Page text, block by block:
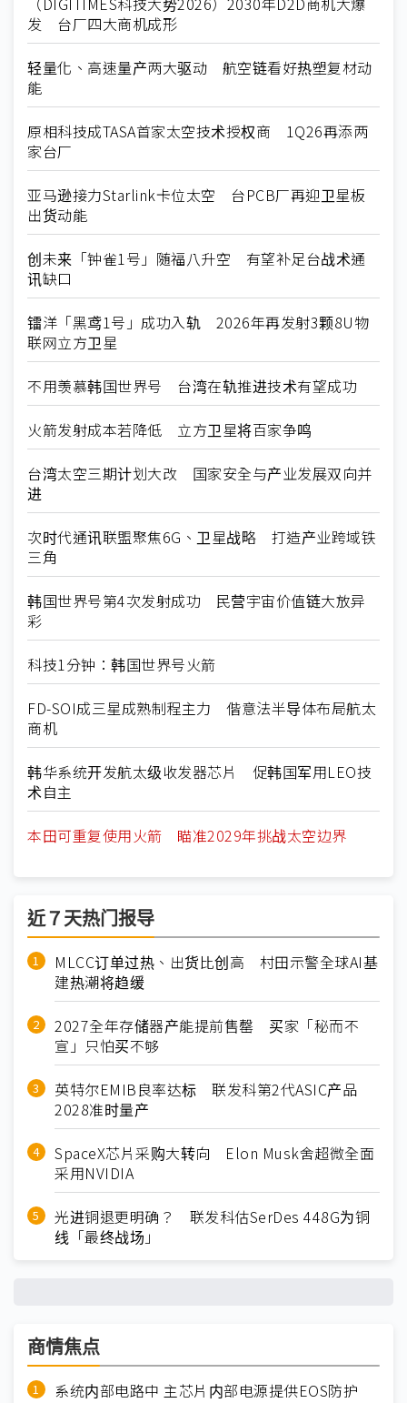
发 台厂四大商机成形
轻量化、高速量产两大驱动 航空链看好热塑复材动
能
原相科技成TASA首家太空技术授权商 1Q26再添两
家台厂
亚马逊接力Starlink卡位太空 台PCB厂再迎卫星板
出货动能
创未来「钟雀1号」随福八升空 有望补足台战术通
讯缺口
镭洋「黑鸢1号」成功入轨 2026年再发射3颗8U物
联网立方卫星
不用羡慕韩国世界号 台湾在轨推进技术有望成功
火箭发射成本若降低 立方卫星将百家争鸣
台湾太空三期计划大改 国家安全与产业发展双向并
进
次时代通讯联盟聚焦6G、卫星战略 打造产业跨域铁
三角
韩国世界号第4次发射成功 民营宇宙价值链大放异
彩
科技1分钟：韩国世界号火箭
FD-SOI成三星成熟制程主力 偕意法半导体布局航太
商机
韩华系统开发航太级收发器芯片 促韩国军用LEO技
术自主
本田可重复使用火箭 瞄准2029年挑战太空边界
近７天热门报导
MLCC订单过热、出货比创高 村田示警全球AI基
建热潮将趋缓
2027全年存储器产能提前售罄 买家「秘而不
宣」只怕买不够
英特尔EMIB良率达标 联发科第2代ASIC产品
2028准时量产
SpaceX芯片采购大转向 Elon Musk舍超微全面
采用NVIDIA
光进铜退更明确？ 联发科估SerDes 448G为铜
线「最终战场」
商情焦点
系统内部电路中 主芯片内部电源提供EOS防护